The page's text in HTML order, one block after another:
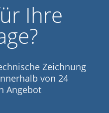
Ihre
Zeichnung
von 24
Angebot